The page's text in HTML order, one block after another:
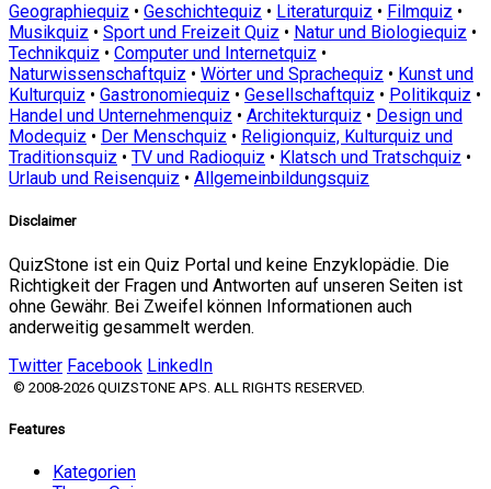
Geographiequiz • Geschichtequiz • Literaturquiz • Filmquiz •
Musikquiz • Sport und Freizeit Quiz • Natur und Biologiequiz •
Technikquiz • Computer und Internetquiz •
Naturwissenschaftquiz • Wörter und Sprachequiz • Kunst und
Kulturquiz • Gastronomiequiz • Gesellschaftquiz • Politikquiz •
Handel und Unternehmenquiz • Architekturquiz • Design und
Modequiz • Der Menschquiz • Religionquiz, Kulturquiz und
Traditionsquiz • TV und Radioquiz • Klatsch und Tratschquiz •
Urlaub und Reisenquiz • Allgemeinbildungsquiz
Disclaimer
QuizStone ist ein Quiz Portal und keine Enzyklopädie. Die
Richtigkeit der Fragen und Antworten auf unseren Seiten ist
ohne Gewähr. Bei Zweifel können Informationen auch
anderweitig gesammelt werden.
Twitter Facebook LinkedIn
© 2008-2026 QUIZSTONE APS. ALL RIGHTS RESERVED.
Features
Kategorien